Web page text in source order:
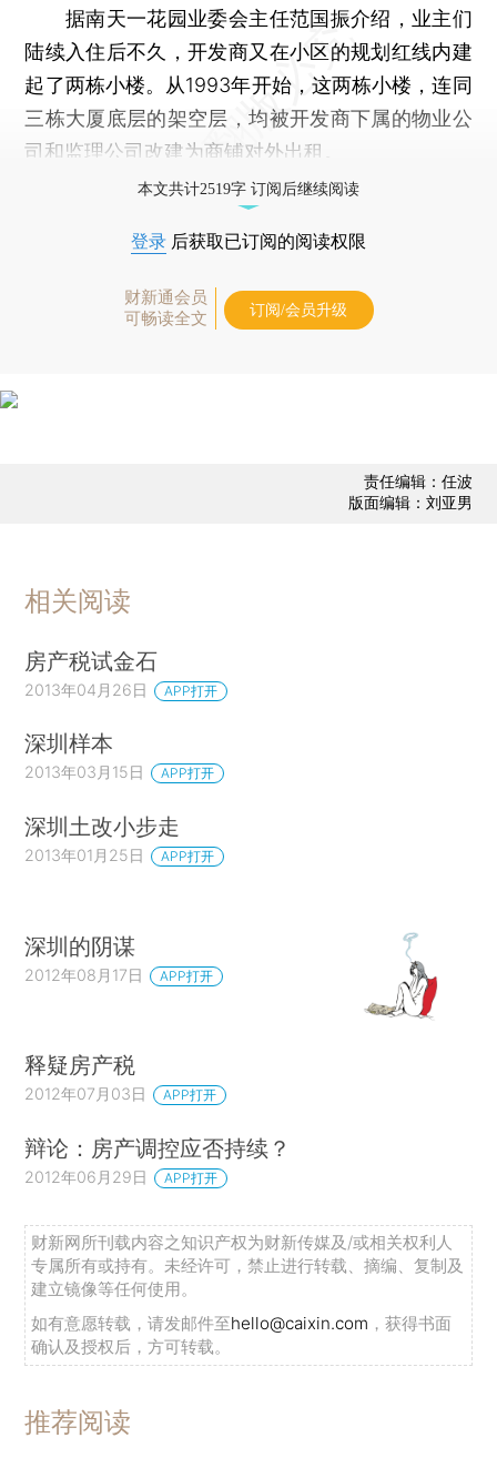
据南天一花园业委会主任范国振介绍，业主们
陆续入住后不久，开发商又在小区的规划红线内建
起了两栋小楼。从1993年开始，这两栋小楼，连同
三栋大厦底层的架空层，均被开发商下属的物业公
司和监理公司改建为商铺对外出租。
本文共计2519字 订阅后继续阅读
登录 后获取已订阅的阅读权限
财新通会员
可畅读全文
订阅/会员升级
责任编辑：任波
版面编辑：刘亚男
相关阅读
房产税试金石
2013年04月26日 APP打开
深圳样本
2013年03月15日 APP打开
深圳土改小步走
2013年01月25日 APP打开
深圳的阴谋
2012年08月17日 APP打开
释疑房产税
2012年07月03日 APP打开
辩论：房产调控应否持续？
2012年06月29日 APP打开
财新网所刊载内容之知识产权为财新传媒及/或相关权利人
专属所有或持有。未经许可，禁止进行转载、摘编、复制及
建立镜像等任何使用。
如有意愿转载，请发邮件至hello@caixin.com ，获得书面
确认及授权后，方可转载。
推荐阅读